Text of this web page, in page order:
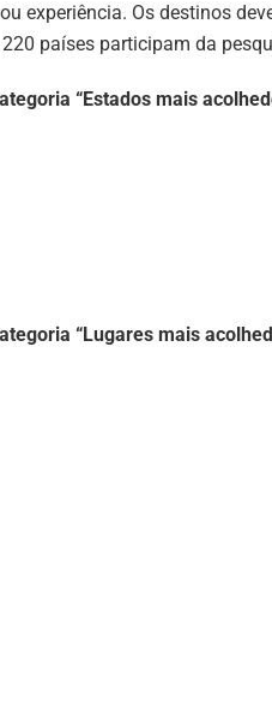
experiência. Os destinos
países participam da
“Estados mais
“Lugares mais